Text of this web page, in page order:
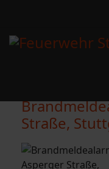
Straße,